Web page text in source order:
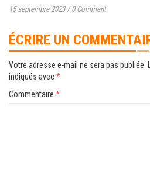
15 septembre 2023 / 0 Comment
ÉCRIRE UN
Votre adresse e-mail ne sera pas publiée.
indiqués avec*
Commentaire *